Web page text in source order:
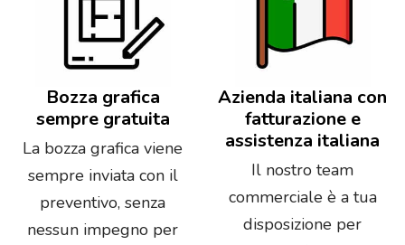
Bozza grafica
sempre gratuita
La bozza grafica viene
sempre inviata con il
preventivo, senza
nessun impegno per
Azienda italiana con
fatturazione e
assistenza italiana
Il nostro team
commerciale è a tua
disposizione per